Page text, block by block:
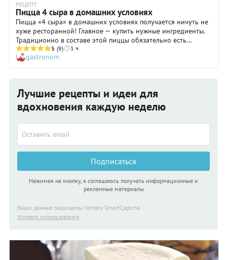
РЕЦЕПТ
Пицца 4 сыра в домашних условиях
Пицца «4 сыра» в домашних условиях получается ничуть не
хуже ресторанной! Главное — купить нужные ингредиенты.
Традиционно в составе этой пиццы обязательно есть
моцарелла — она обладает пластичной мягкой
консистенцией, отлично плавится и образует сырные нити.
Также почти всегда используется островатая горгонзолла.
рикотта. Как приготовить пиццу «4 сыра» в домашних
условиях — узнаете из нашего подробного пошагового
рецепта с фото.
5 (9) 1 ч
gastronom
Лучшие рецепты и идеи для
вдохновения каждую неделю
Подписаться
Нажимая на кнопку, я соглашаюсь получать информационные и
рекламные материалы
Ваши данные защищены Yandex SmartCaptcha
Условия использования